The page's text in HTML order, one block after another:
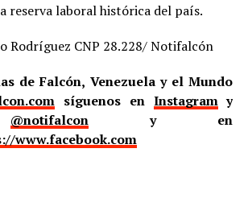
reserva laboral histórica del país.
Rodríguez CNP 28.228/ Notifalcón
de Falcón, Venezuela y el Mundo
síguenos en Instagramy
@notifalcony en
www.facebook.com